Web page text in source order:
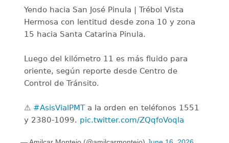
Yendo hacia San José Pinula | Trébol Vista
Hermosa con lentitud desde zona 10 y zona
15 hacia Santa Catarina Pinula.
Luego del kilómetro 11 es más fluido para
oriente, según reporte desde Centro de
Control de Tránsito.
⚠️ #AsisVialPMTa la orden en teléfonos 1551
y 2380-1099. pic.twitter.com/ZQqfoVoqla